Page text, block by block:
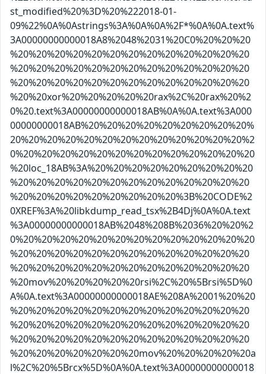
st_modified%20%3D%20%222018-01-
09%22%0A%0Astrings%3A%0A%0A%2F*%0A%0A.text%
3A00000000000018A8%2048%2031%20C0%20%20%20
%20%20%20%20%20%20%20%20%20%20%20%20%20
%20%20%20%20%20%20%20%20%20%20%20%20%20
%20%20%20%20%20%20%20%20%20%20%20%20%20
%20%20xor%20%20%20%20%20rax%2C%20rax%20%2
0%20.text%3A00000000000018AB%0A%0A.text%3A000
00000000018AB%20%20%20%20%20%20%20%20%20%
20%20%20%20%20%20%20%20%20%20%20%20%20%2
0%20%20%20%20%20%20%20%20%20%20%20%20%20
%20loc_18AB%3A%20%20%20%20%20%20%20%20%20
%20%20%20%20%20%20%20%20%20%20%20%20%20
%20%20%20%20%20%20%20%20%20%3B%20CODE%2
0XREF%3A%20libkdump_read_tsx%2B4Dj%0A%0A.text
%3A00000000000018AB%2048%208B%2036%20%20%2
0%20%20%20%20%20%20%20%20%20%20%20%20%20
%20%20%20%20%20%20%20%20%20%20%20%20%20
%20%20%20%20%20%20%20%20%20%20%20%20%20
%20mov%20%20%20%20%20rsi%2C%20%5Brsi%5D%0
A%0A.text%3A00000000000018AE%208A%2001%20%20
%20%20%20%20%20%20%20%20%20%20%20%20%20
%20%20%20%20%20%20%20%20%20%20%20%20%20
%20%20%20%20%20%20%20%20%20%20%20%20%20
%20%20%20%20%20%20%20mov%20%20%20%20%20a
l%2C%20%5Brcx%5D%0A%0A.text%3A00000000000018